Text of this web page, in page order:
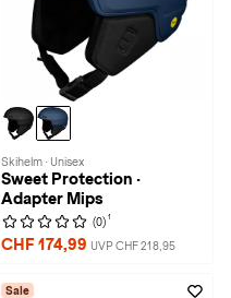
Skihelm · Unisex
Sweet Protection ·
Adapter Mips
(0) 1
CHF 174,99 UVP CHF 218,95
Sale